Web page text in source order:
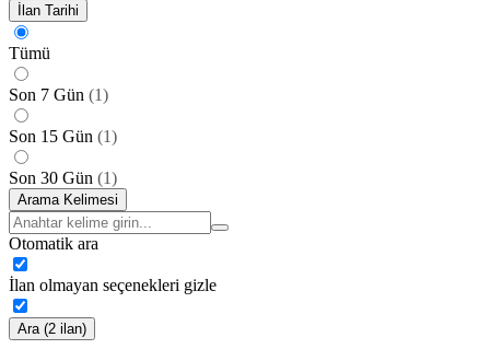
İlan Tarihi
Tümü
Son 7 Gün (1)
Son 15 Gün (1)
Son 30 Gün (1)
Arama Kelimesi
Otomatik ara
İlan olmayan seçenekleri gizle
Ara (2 ilan)